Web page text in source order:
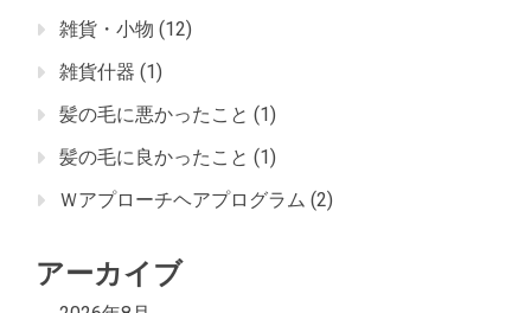
雑貨・小物 (12)
雑貨什器 (1)
髪の毛に悪かったこと (1)
髪の毛に良かったこと (1)
Ｗアプローチヘアプログラム (2)
アーカイブ